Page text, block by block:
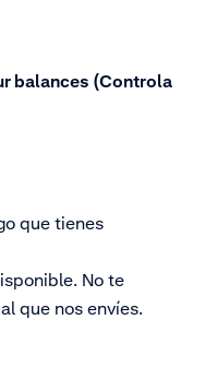
balances (Controla
que tienes
No te
que nos envíes.